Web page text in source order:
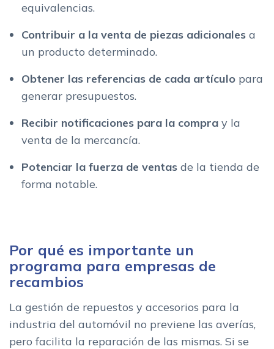
equivalencias.
Contribuir a la venta de piezas adicionales a
un producto determinado.
Obtener las referencias de cada artículo para
generar presupuestos.
Recibir notificaciones para la compra y la
venta de la mercancía.
Potenciar la fuerza de ventas de la tienda de
forma notable.
Por qué es importante un
programa para empresas de
recambios
La gestión de repuestos y accesorios para la
industria del automóvil no previene las averías,
pero facilita la reparación de las mismas. Si se